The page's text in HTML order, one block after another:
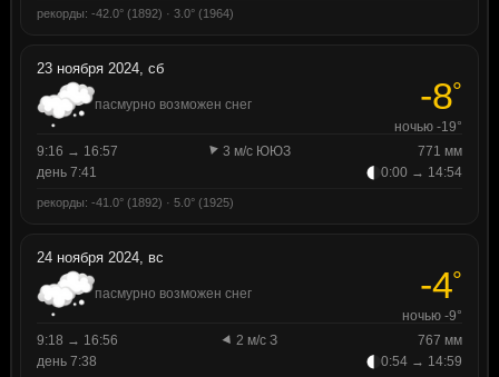
рекорды: -42.0° (1892) · 3.0° (1964)
23 ноября 2024, сб
пасмурно возможен снег -8°
ночью -19°
9:16 → 16:57
3 м/с ЮЮЗ
771 мм
день 7:41
0:00 → 14:54
рекорды: -41.0° (1892) · 5.0° (1925)
24 ноября 2024, вс
пасмурно возможен снег -4°
ночью -9°
9:18 → 16:56
2 м/с З
767 мм
день 7:38
0:54 → 14:59